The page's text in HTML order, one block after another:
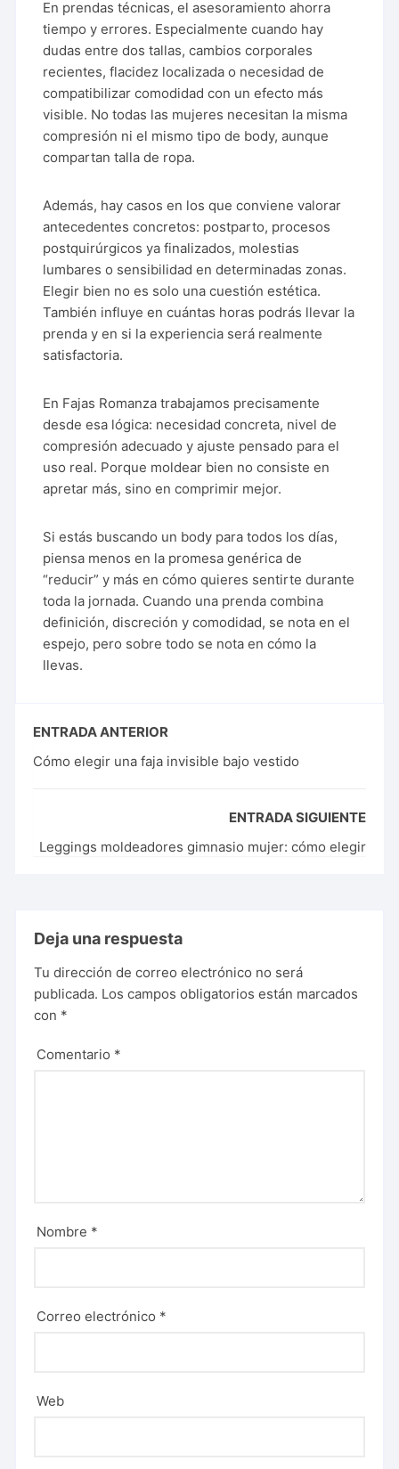
En prendas técnicas, el asesoramiento ahorra
tiempo y errores. Especialmente cuando hay
dudas entre dos tallas, cambios corporales
recientes, flacidez localizada o necesidad de
compatibilizar comodidad con un efecto más
visible. No todas las mujeres necesitan la misma
compresión ni el mismo tipo de body, aunque
compartan talla de ropa.
Además, hay casos en los que conviene valorar
antecedentes concretos: postparto, procesos
postquirúrgicos ya finalizados, molestias
lumbares o sensibilidad en determinadas zonas.
Elegir bien no es solo una cuestión estética.
También influye en cuántas horas podrás llevar la
prenda y en si la experiencia será realmente
satisfactoria.
En Fajas Romanza trabajamos precisamente
desde esa lógica: necesidad concreta, nivel de
compresión adecuado y ajuste pensado para el
uso real. Porque moldear bien no consiste en
apretar más, sino en comprimir mejor.
Si estás buscando un body para todos los días,
piensa menos en la promesa genérica de
“reducir” y más en cómo quieres sentirte durante
toda la jornada. Cuando una prenda combina
definición, discreción y comodidad, se nota en el
espejo, pero sobre todo se nota en cómo la
llevas.
ENTRADA ANTERIOR
Cómo elegir una faja invisible bajo vestido
ENTRADA SIGUIENTE
Leggings moldeadores gimnasio mujer: cómo elegir
Deja una respuesta
Tu dirección de correo electrónico no será
publicada. Los campos obligatorios están marcados
con *
Comentario *
Nombre *
Correo electrónico *
Web